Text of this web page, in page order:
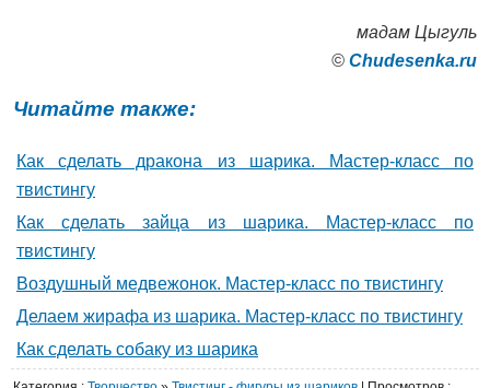
мадам Цыгуль
© Сhudesenka.ru
Читайте также:
Как сделать дракона из шарика. Мастер-класс по
твистингу
Как сделать зайца из шарика. Мастер-класс по
твистингу
Воздушный медвежонок. Мастер-класс по твистингу
Делаем жирафа из шарика. Мастер-класс по твистингу
Как сделать собаку из шарика